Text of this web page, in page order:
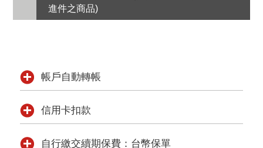
進件之商品)
帳戶自動轉帳
信用卡扣款
自行繳交續期保費：台幣保單